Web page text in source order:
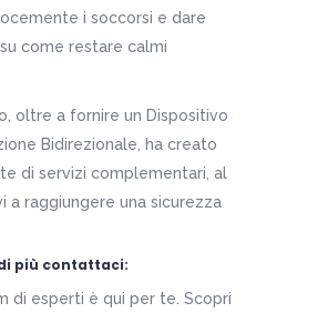
i soccorsi e dare
come restare calmi
oltre a fornire un Dispositivo
Bidirezionale, ha creato
di servizi complementari, al
a raggiungere una sicurezza
più contattaci:
di esperti è qui per te. Scopri